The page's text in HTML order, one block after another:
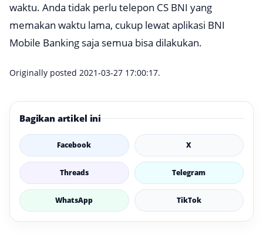
waktu. Anda tidak perlu telepon CS BNI yang
memakan waktu lama, cukup lewat aplikasi BNI
Mobile Banking saja semua bisa dilakukan.
Originally posted 2021-03-27 17:00:17.
Bagikan artikel ini
Facebook X
Threads Telegram
WhatsApp TikTok